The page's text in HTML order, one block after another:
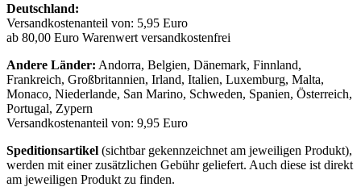
Deutschland:
Versandkostenanteil von: 5,95 Euro
ab 80,00 Euro Warenwert versandkostenfrei
Andere Länder: Andorra, Belgien, Dänemark, Finnland,
Frankreich, Großbritannien, Irland, Italien, Luxemburg, Malta,
Monaco, Niederlande, San Marino, Schweden, Spanien, Österreich,
Portugal, Zypern
Versandkostenanteil von: 9,95 Euro
Speditionsartikel (sichtbar gekennzeichnet am jeweiligen Produkt),
werden mit einer zusätzlichen Gebühr geliefert. Auch diese ist direkt
am jeweiligen Produkt zu finden.